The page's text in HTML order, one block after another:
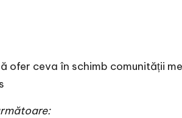
ceva în schimb comunității